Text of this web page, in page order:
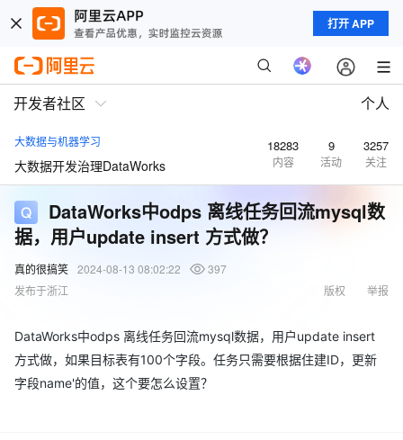
打开 APP
开发者社区 个人
大数据与机器学习
大数据开发治理DataWorks
18283
内容
9
活动
3257
关注
DataWorks中odps 离线任务回流mysql数
据，用户update insert 方式做？
真的很搞笑 2024-08-13 08:02:22
397
发布于浙江
举报
版权
DataWorks中odps 离线任务回流mysql数据，用户update insert
方式做，如果目标表有100个字段。任务只需要根据住建ID，更新
字段name'的值，这个要怎么设置？